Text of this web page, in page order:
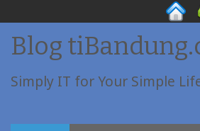
Skip
content
Blog
Simply IT for Your Simple